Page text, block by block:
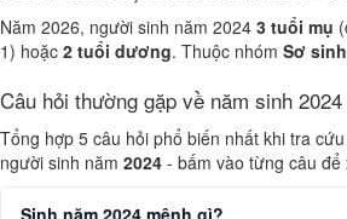
Năm 2026, người sinh năm 2024 3 tuổi mụ
1) hoặc 2 tuổi dương. Thuộc nhóm Sơ sinh
Câu hỏi thường gặp về năm sinh 2024
Tổng hợp 5 câu hỏi phổ biến nhất khi tra
người sinh năm 2024 - bấm vào từng câu để
Sinh năm 2024 mệnh gì?